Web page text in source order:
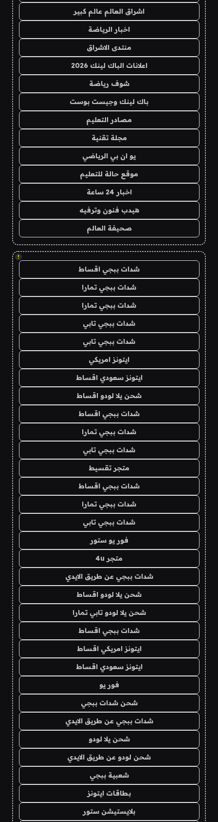
اشراق العالم عالم كبير
اخبار الرياضة
منتدى الاشراق
اعلانات الباك لينك 2026
شوف رياضة
باك لينك وجيست بوست
مصادر التعليم
مجلة تقنية
يو ان بي الرياضي
موقع حالة للتعليم
اخبار 24 ساعة
هيدب فنون وترفيه
صحيفة العالم
!
شدات ببجي اقساط
شدات ببجي تمارا
شدات ببجي تمارا
شدات ببجي تابي
شدات ببجي تابي
ايتونز امريكي
ايتونز سعودي اقساط
شحن يلا لودو اقساط
شدات ببجي اقساط
شدات ببجي تمارا
شدات ببجي تابي
متجر تقسيط
شدات ببجي اقساط
شدات ببجي تمارا
شدات ببجي تابي
فور يو ستور
متجر 4u
شدات ببجي عن طريق الايدي
شحن يلا لودو اقساط
شحن يلا لودو تابي تمارا
شدات ببجي اقساط
ايتونز امريكي اقساط
ايتونز سعودي اقساط
فور يو
شحن شدات ببجي
شدات ببجي عن طريق الايدي
شحن يلا لودو
شحن لودو عن طريق الايدي
شعبية ببجي
بطاقات ايتونز
بلايستيشن ستور